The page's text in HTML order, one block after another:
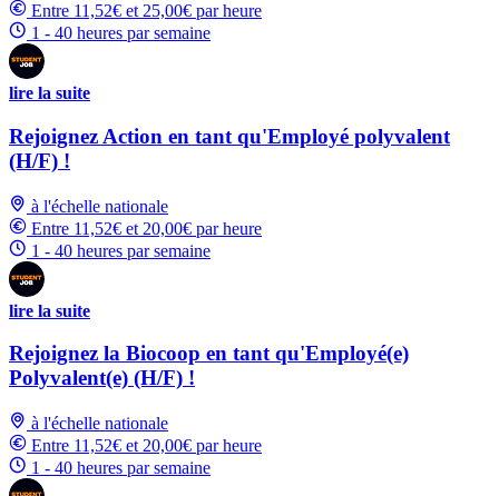
Entre 11,52€ et 25,00€ par heure
1 - 40 heures par semaine
lire la suite
Rejoignez Action en tant qu'Employé polyvalent
(H/F) !
à l'échelle nationale
Entre 11,52€ et 20,00€ par heure
1 - 40 heures par semaine
lire la suite
Rejoignez la Biocoop en tant qu'Employé(e)
Polyvalent(e) (H/F) !
à l'échelle nationale
Entre 11,52€ et 20,00€ par heure
1 - 40 heures par semaine